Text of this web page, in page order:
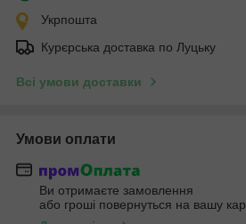
Укрпошта
Курєрська доставка по Луцьку
Всі умови доставки
Умови оплати
Ви отримаєте замовлення
або гроші повернуться на вашу